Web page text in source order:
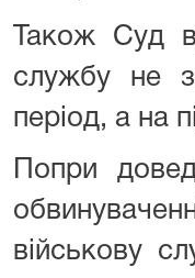
Також Суд
службу не
період, а на
Попри
військову